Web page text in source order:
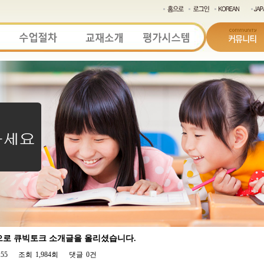
큐빅토크 소개글을 올리셨습니다.
조회 1,984회 댓글 0건